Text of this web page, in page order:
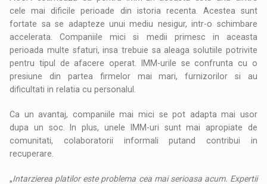
cele mai dificile perioade din istoria recenta. Acestea sunt
fortate sa se adapteze unui mediu nesigur, intr-o schimbare
accelerata. Companiile mici si medii primesc in aceasta
perioada multe sfaturi, insa trebuie sa aleaga solutiile potrivite
pentru tipul de afacere operat. IMM-urile se confrunta cu o
presiune din partea firmelor mai mari, furnizorilor si au
dificultati in relatia cu personalul.
Ca un avantaj, companiile mai mici se pot adapta mai usor
dupa un soc. In plus, unele IMM-uri sunt mai apropiate de
comunitati, colaboratorii informali putand contribui in
recuperare.
„Intarzierea platilor este problema cea mai serioasa acum. Expertii